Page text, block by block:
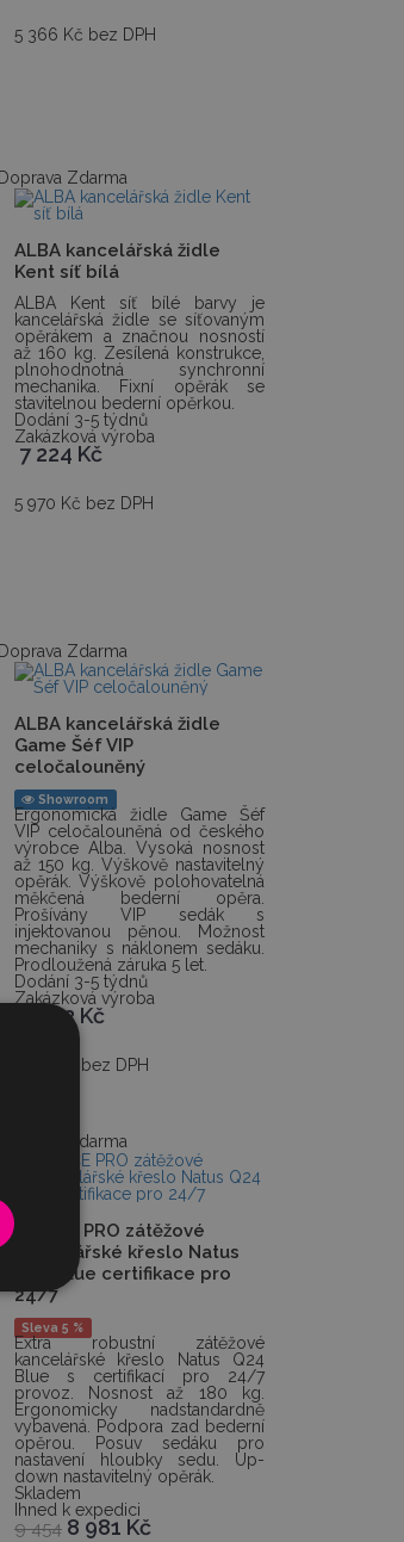
5 366 Kč bez DPH
ALBA kancelářská židle
Kent síť bílá
ALBA Kent síť bílé barvy je
kancelářská židle se síťovaným
opěrákem a značnou nosností
až 160 kg. Zesílená konstrukce,
plnohodnotná synchronní
mechanika. Fixní opěrák se
stavitelnou bederní opěrkou.
Dodání 3-5 týdnů
Zakázková výroba
7 224 Kč
5 970 Kč bez DPH
ALBA kancelářská židle
Game Šéf VIP
celočalouněný
Showroom
Ergonomická židle Game Šéf
VIP celočalouněná od českého
výrobce Alba. Vysoká nosnost
až 150 kg. Výškově nastavitelný
opěrák. Výškově polohovatelná
měkčená bederní opěra.
Prošívány VIP sedák s
injektovanou pěnou. Možnost
mechaniky s náklonem sedáku.
Prodloužená záruka 5 let.
Dodání 3-5 týdnů
Zakázková výroba
8 682Kč
7 175 Kč bez DPH
OFFICE PRO zátěžové
kancelářské křeslo Natus
Q24 Blue certifikace pro
24/7
Sleva 5 %
Extra robustní zátěžové
kancelářské křeslo Natus Q24
Blue s certifikací pro 24/7
provoz. Nosnost až 180 kg.
Ergonomicky nadstandardně
vybavená. Podpora zad bederní
opěrou. Posuv sedáku pro
nastavení hloubky sedu. Up-
down nastavitelný opěrák.
Skladem
Ihned k expedici
9 454 8 981 Kč